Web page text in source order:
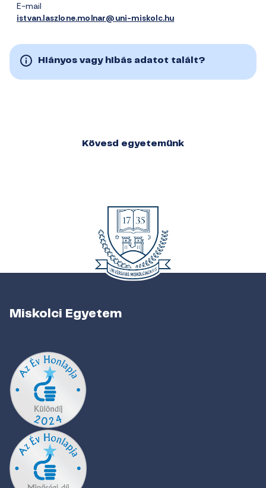
E-mail
istvan.laszlone.molnar@uni-miskolc.hu
Hiányos vagy hibás adatot talált?
Kövesd egyetemünk
Miskolci Egyetem